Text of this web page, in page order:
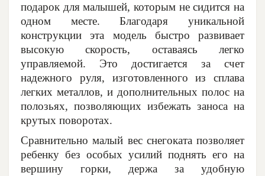
подарок для малышей, которым не сидится на
одном месте. Благодаря уникальной
конструкции эта модель быстро развивает
высокую скорость, оставаясь легко
управляемой. Это достигается за счет
надежного руля, изготовленного из сплава
легких металлов, и дополнительных полос на
полозьях, позволяющих избежать заноса на
крутых поворотах.
Сравнительно малый вес снегоката позволяет
ребенку без особых усилий поднять его на
вершину горки, держа за удобную